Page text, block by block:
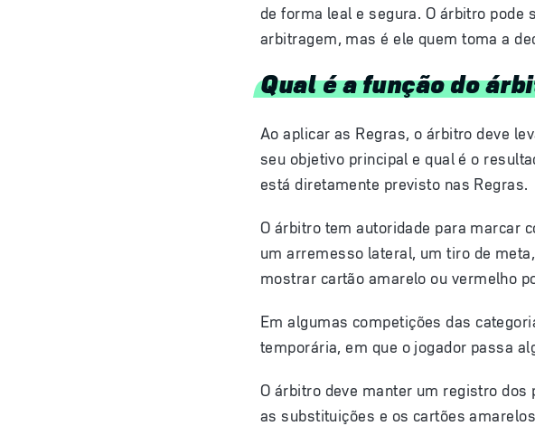
de forma leal e segura. O árbitro pode
arbitragem, mas é ele quem toma a
Qual é a função do
Ao aplicar as Regras, o árbitro deve
seu objetivo principal e qual é o
está diretamente previsto nas Regras.
O árbitro tem autoridade para marcar
um arremesso lateral, um tiro de meta
mostrar cartão amarelo ou vermelho
Em algumas competições das
temporária, em que o jogador passa
O árbitro deve manter um registro
as substituições e os cartões